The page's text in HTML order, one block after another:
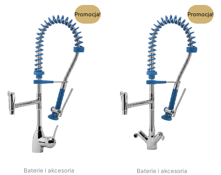
Promocja!
Baterie i akcesoria
Pierwotna
cena
wynosiła:
2065,17 zł.
Aktualna
cena
wynosi:
1858,65 zł.
Promocja!
Baterie i akcesoria
Pierwotna
cena
wynosiła:
2167,26 zł.
Aktualna
cena
wynosi:
1950,53